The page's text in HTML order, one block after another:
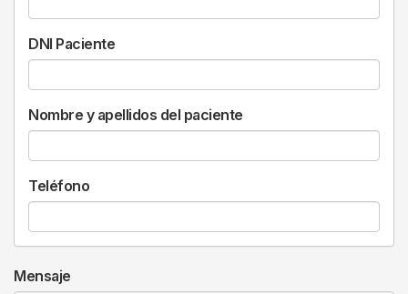
DNI Paciente
Nombre y apellidos del paciente
Teléfono
Mensaje